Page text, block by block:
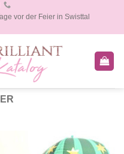
vor der Feier in Swisttal